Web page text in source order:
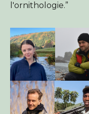
l'ornithologie.”